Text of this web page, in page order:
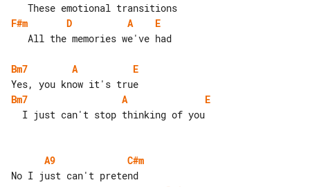
F#m
D A
E
Bm7 A
E
Bm7
A
E
A9
C#m